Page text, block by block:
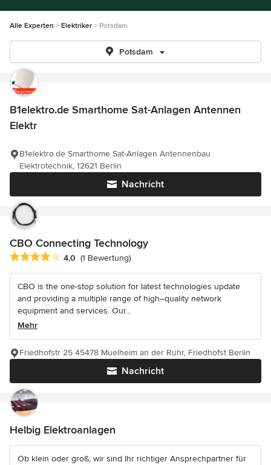
Alle Experten Elektriker Potsdam
Potsdam
B1elektro.de Smarthome Sat-Anlagen Antennen
Elektr
Nachricht
B1elektro.de Smarthome Sat-Anlagen Antennenbau
Elektrotechnik, 12621 Berlin
CBO Connecting Technology
Durchschnittliche Bewertung: 4 von 5 Sternen
4,0 (1 Bewertung)
CBO is the one-stop solution for latest technologies update
and providing a multiple range of high–quality network
equipment and services. Our...
Mehr
Nachricht
Friedhofstr 25 45478 Muelheim an der Ruhr, Friedhofst Berlin
Helbig Elektroanlagen
Ob klein oder groß, wir sind Ihr richtiger Ansprechpartner für